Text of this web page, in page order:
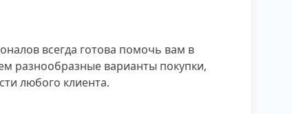
всегда готова помочь вам в
разнообразные варианты покупки,
любого клиента.